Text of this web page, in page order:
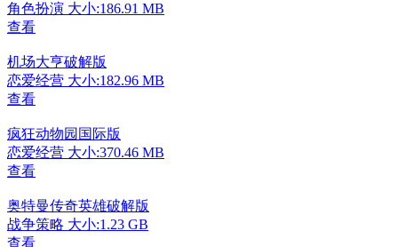
角色扮演 大小:186.91 MB
查看
机场大亨破解版
恋爱经营 大小:182.96 MB
查看
疯狂动物园国际版
恋爱经营 大小:370.46 MB
查看
奥特曼传奇英雄破解版
战争策略 大小:1.23 GB
查看